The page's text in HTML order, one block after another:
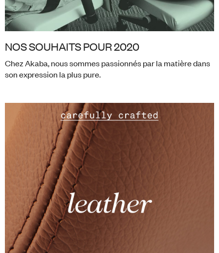
NOS SOUHAITS POUR 2020
Chez Akaba, nous sommes passionnés par la matière dans
son expression la plus pure.